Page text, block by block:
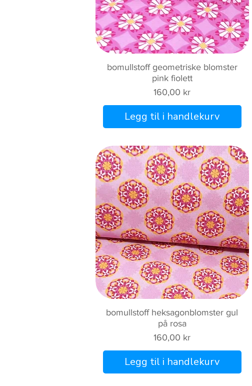
Hurtigvisning
bomullstoff geometriske blomster
pink fiolett
Pris
160,00 kr
Legg til i handlekurv
Hurtigvisning
bomullstoff heksagonblomster gul
på rosa
Pris
160,00 kr
Legg til i handlekurv